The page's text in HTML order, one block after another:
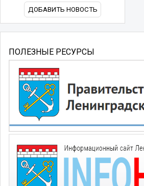
ДОБАВИТЬ НОВОСТЬ
ПОЛЕЗНЫЕ РЕСУРСЫ